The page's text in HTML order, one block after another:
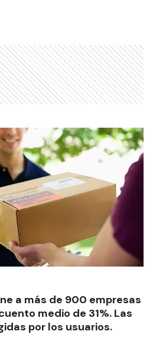
a más de 900 empresas
medio de 31%. Las
por los usuarios.